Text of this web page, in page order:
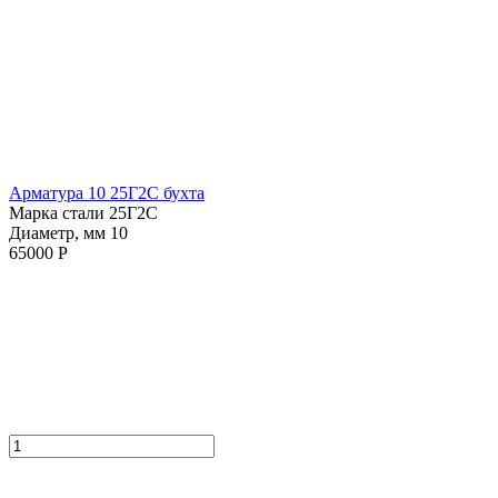
Арматура 10 25Г2С бухта
Марка стали 25Г2С
Диаметр, мм 10
65000 Р